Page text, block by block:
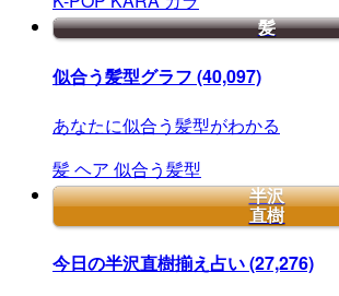
髪
似合う髪型グラフ (40,097)
あなたに似合う髪型がわかる
髪ヘア 似合う髪型
半沢
直樹
今日の半沢直樹揃え占い(27,276)